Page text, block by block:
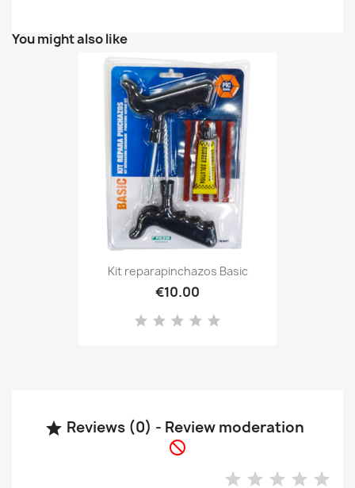
You might also like
Kit reparapinchazos Basic
€10.00
 Reviews (0) - Review moderation
